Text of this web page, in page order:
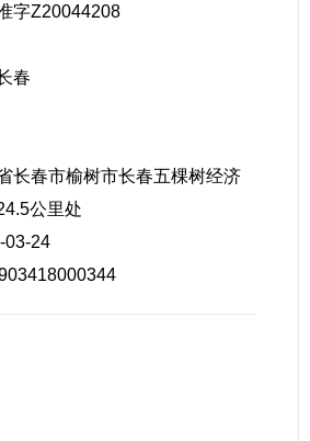
字Z20044208
春
长春市榆树市长春五棵树经济
公里处
03-24